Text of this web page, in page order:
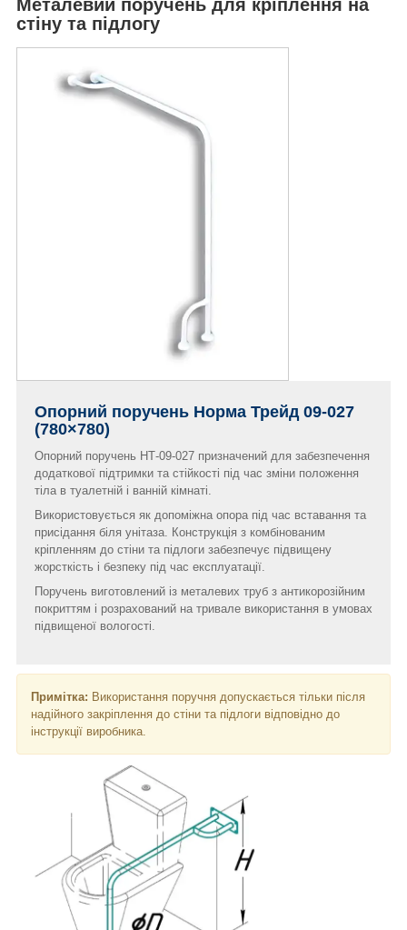
Металевий поручень для кріплення на
стіну та підлогу
Опорний поручень Норма Трейд 09-027
(780×780)
Опорний поручень НТ-09-027 призначений для забезпечення
додаткової підтримки та стійкості під час зміни положення
тіла в туалетній і ванній кімнаті.
Використовується як допоміжна опора під час вставання та
присідання біля унітаза. Конструкція з комбінованим
кріпленням до стіни та підлоги забезпечує підвищену
жорсткість і безпеку під час експлуатації.
Поручень виготовлений із металевих труб з антикорозійним
покриттям і розрахований на тривале використання в умовах
підвищеної вологості.
Примітка: Використання поручня допускається тільки після
надійного закріплення до стіни та підлоги відповідно до
інструкції виробника.